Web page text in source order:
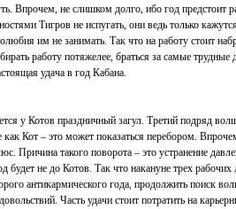
Впрочем, не слишком долго, ибо год предстоит
Тигров не испугать, они ведь только
им не занимать. Так что на работу стоит
работу потяжелее, браться за самые трудные
удача в год Кабана.
у Котов праздничный загул. Третий подряд
Кот – это может показаться перебором.
Причина такого поворота – это устранение
будет не до Котов. Так что накануне трех рабочих
антикармического года, продолжить поиск
Часть удачи стоит потратить на